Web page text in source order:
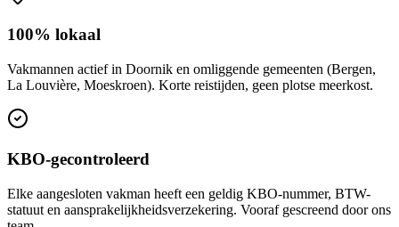
100% lokaal
Vakmannen actief in Doornik en omliggende gemeenten (Bergen,
La Louvière, Moeskroen). Korte reistijden, geen plotse meerkost.
KBO-gecontroleerd
Elke aangesloten vakman heeft een geldig KBO-nummer, BTW-
statuut en aansprakelijkheidsverzekering. Vooraf gescreend door ons